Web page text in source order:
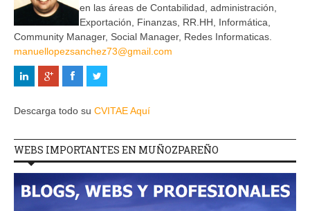
en las áreas de Contabilidad, administración,
Exportación, Finanzas, RR.HH, Informática,
Community Manager, Social Manager, Redes Informaticas.
manuellopezsanchez73@gmail.com
Descarga todo su CVITAE Aquí
WEBS IMPORTANTES EN MUÑOZPAREÑO